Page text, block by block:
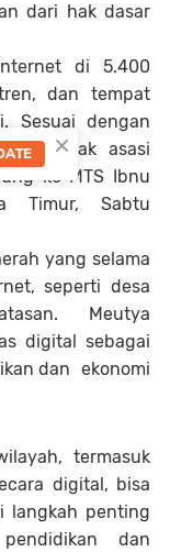
dari hak dasar
di 5.400
dan tempat
Sesuai dengan
hak asasi
ke MTS Ibnu
Timur, Sabtu
yang selama
seperti desa
Meutya
digital sebagai
dan ekonomi
termasuk
digital, bisa
langkah penting
dan
×